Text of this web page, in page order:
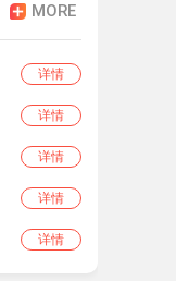
MORE
详情
详情
详情
详情
详情